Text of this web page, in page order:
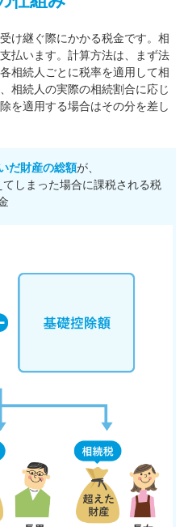
け継ぐ際にかかる税金です。相
払います。 計算方法は、まず法
相続人ごとに税率を適用して相
相続人の実際の相続割合に応じ
を適用する場合はその分を差し
だ財産の総額が、
しまった場合に課税される税